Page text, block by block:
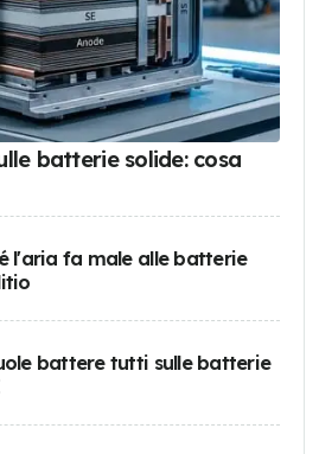
batterie solide: cosa
l'aria fa male alle batterie
battere tutti sulle batterie